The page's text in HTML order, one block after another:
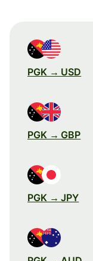
PGK → USD
PGK → GBP
PGK → JPY